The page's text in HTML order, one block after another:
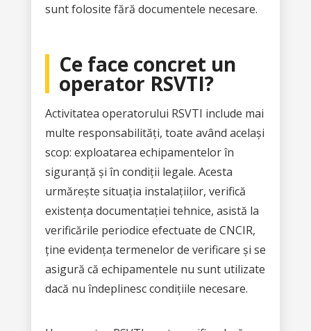
sunt folosite fără documentele necesare.
Ce face concret un
operator RSVTI?
Activitatea operatorului RSVTI include mai
multe responsabilități, toate având același
scop: exploatarea echipamentelor în
siguranță și în condiții legale. Acesta
urmărește situația instalațiilor, verifică
existența documentației tehnice, asistă la
verificările periodice efectuate de CNCIR,
ține evidența termenelor de verificare și se
asigură că echipamentele nu sunt utilizate
dacă nu îndeplinesc condițiile necesare.